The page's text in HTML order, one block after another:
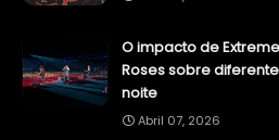
O impacto de
Roses sobre
noite
Abril 07, 2026